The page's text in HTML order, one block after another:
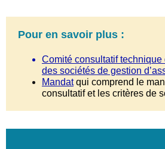
Pour en savoir plus :
Comité consultatif
des sociétés de gestion
Mandatqui comprend le
consultatif et les critères de